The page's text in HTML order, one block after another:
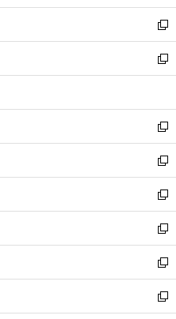
開
く
ウ
で
開
く
ン
ド
ウ
で
開
ウ
ィ
ン
ド
ウ
開
く
し
い
ウ
ィ
ン
ウ
で
開
く
新
し
い
ウ
ン
ド
ウ
で
開
く
新
し
ウ
ィ
ン
ド
ウ
で
開
く
新
し
い
ウ
ィ
ン
ド
ウ
で
開
く
新
し
い
ウ
ィ
ン
ド
ウ
で
開
新
し
い
ウ
ィ
ン
ド
ウ
新
し
い
ウ
ィ
ン
新
し
い
ウ
新
し